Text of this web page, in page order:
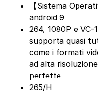
【Sistema
android 9
264, 1080P e VC-
supporta quasi
come i formati
ad alta
perfette
265/H